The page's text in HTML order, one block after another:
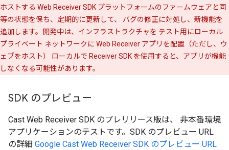
ホストする Web Receiver SDK プラットフォームのファームウェアと同
等の状態を保ち、定期的に更新して、 バグの修正に対処し、新機能を
追加します。開発中は、インフラストラクチャを テスト用にローカル
プライベート ネットワークに Web Receiver アプリを配置（ただし、ウ
ェブをホスト） ローカルで Receiver SDK を使用すると、アプリが機能
しなくなる可能性があります。
SDK のプレビュー
Cast Web Receiver SDK のプレリリース版は、 非本番環境
アプリケーションのテストです。SDK のプレビュー URL
の詳細 Google Cast Web Receiver SDK のプレビュー URL